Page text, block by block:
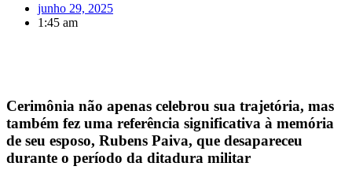
junho 29, 2025
1:45 am
Cerimônia não apenas celebrou sua trajetória, mas
também fez uma referência significativa à memória
de seu esposo, Rubens Paiva, que desapareceu
durante o período da ditadura militar